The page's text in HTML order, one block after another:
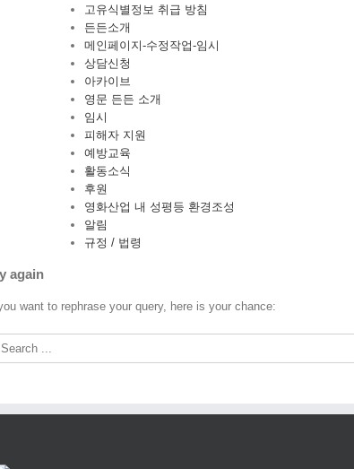
고유식별정보 취급 방침
든든소개
메인페이지-수정작업-임시
상담신청
아카이브
영문 든든 소개
임시
피해자 지원
예방교육
활동소식
후원
영화산업 내 성평등 환경조성
알림
규정 / 법령
again
want to rephrase your query, here is your chance: